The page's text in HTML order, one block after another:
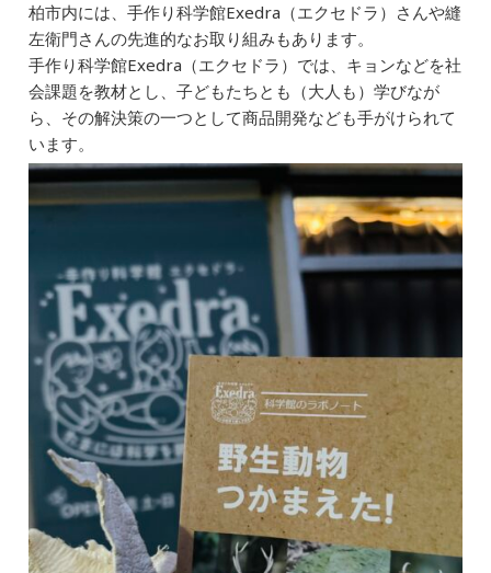
柏市内には、手作り科学館Exedra（エクセドラ）さんや縫
左衛門さんの先進的なお取り組みもあります。
手作り科学館Exedra（エクセドラ）では、キョンなどを社
会課題を教材とし、子どもたちとも（大人も）学びなが
ら、その解決策の一つとして商品開発なども手がけられて
います。